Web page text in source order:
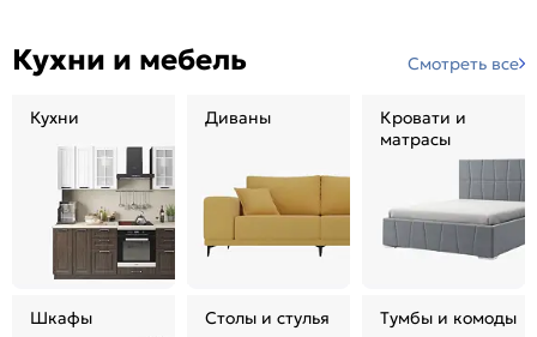
Кухни и мебель Смотреть все
Кухни Диваны
Кровати и
матрасы
Шкафы Столы и стулья Тумбы и комоды